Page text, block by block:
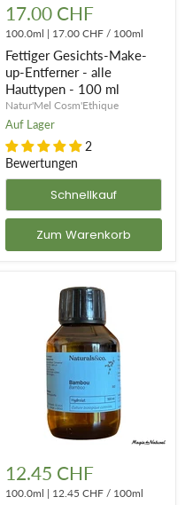
Gesichts-
Make-
up-
Entferner
alle
Hauttypen
100
ml
17.00 CHF
100.0ml | 17.00 CHF / 100ml
Fettiger Gesichts-Make-
up-Entferner - alle
Hauttypen - 100 ml
Natur'Mel Cosm'Ethique
Auf Lager
2
Bewertungen
Schnellkauf
Zum Warenkorb
BIO
12.45 CHF
100.0ml | 12.45 CHF / 100ml